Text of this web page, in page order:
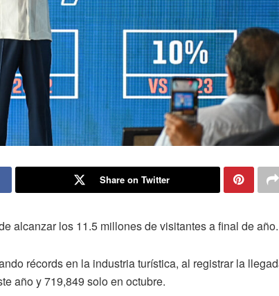
Share on Twitter
alcanzar los 11.5 millones de visitantes a final de año.
récords en la industria turística, al registrar la
año y 719,849 solo en octubre.